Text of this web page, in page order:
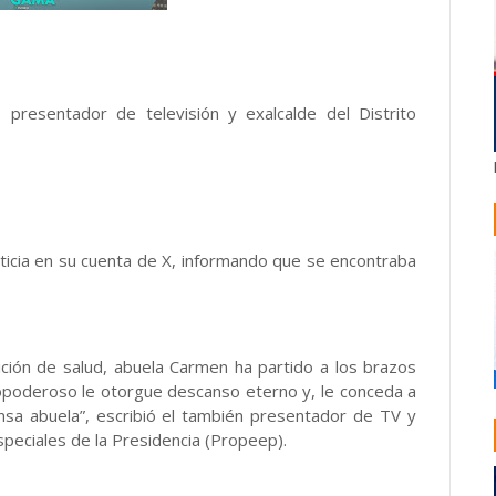
presentador de televisión y exalcalde del Distrito
en su cuenta de X, informando que se encontraba
de salud, abuela Carmen ha partido a los brazos
le otorgue descanso eterno y, le conceda a
abuela”, escribió el también presentador de TV y
de la Presidencia (Propeep).